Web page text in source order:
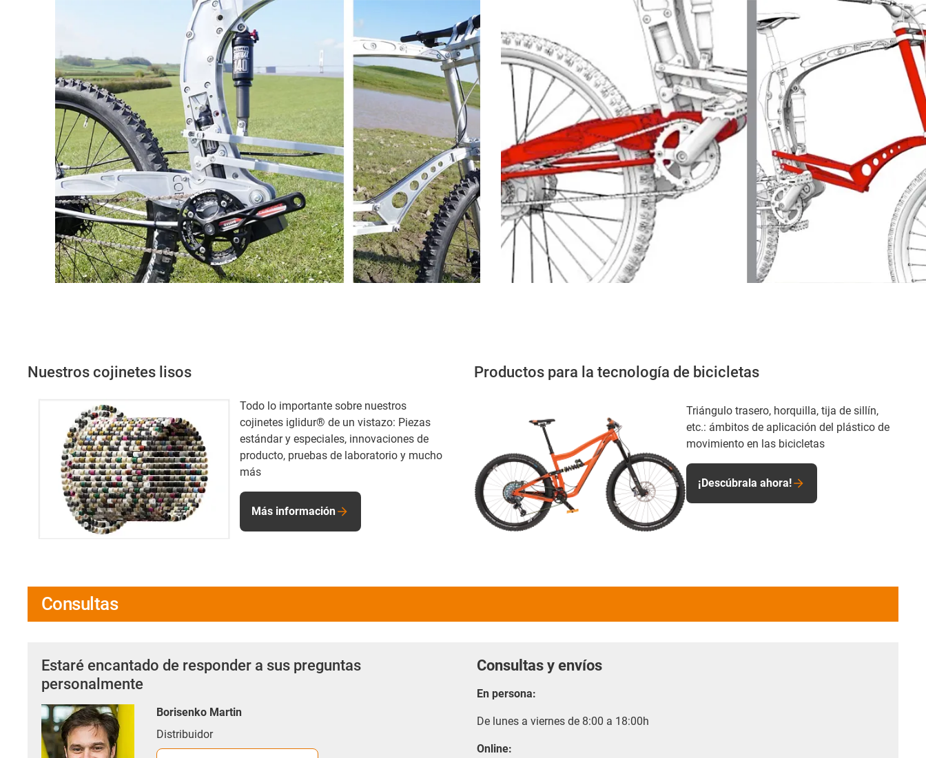
Nuestros cojinetes lisos
Todo lo importante sobre nuestros
cojinetes iglidur® de un vistazo: Piezas
estándar y especiales, innovaciones de
producto, pruebas de laboratorio y mucho
más
Más información
Productos para la tecnología de bicicletas
Triángulo trasero, horquilla, tija de sillín,
etc.: ámbitos de aplicación del plástico de
movimiento en las bicicletas
¡Descúbrala ahora!
Consultas
Estaré encantado de responder a sus preguntas
personalmente
Borisenko Martin
Distribuidor
Consultas y envíos
En persona:
De lunes a viernes de 8:00 a 18:00h
Online: